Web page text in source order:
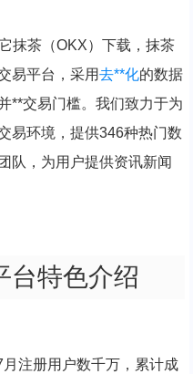
抹茶（OKX）下载，抹茶
易平台，采用去**化的数据
**交易门槛。我们致力于为
易环境，提供346种热门数
队，为用户提供资讯新闻
台特色介绍
注册用户数千万，累计成